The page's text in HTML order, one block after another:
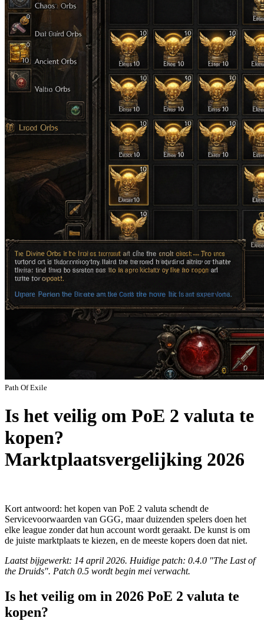
Path Of Exile
Is het veilig om PoE 2 valuta te
kopen?
Marktplaatsvergelijking 2026
Kort antwoord: het kopen van PoE 2 valuta schendt de
Servicevoorwaarden van GGG, maar duizenden spelers doen het
elke league zonder dat hun account wordt geraakt. De kunst is om
de juiste marktplaats te kiezen, en de meeste kopers doen dat niet.
Laatst bijgewerkt: 14 april 2026. Huidige patch: 0.4.0 "The Last of
the Druids". Patch 0.5 wordt begin mei verwacht.
Is het veilig om in 2026 PoE 2 valuta te
kopen?